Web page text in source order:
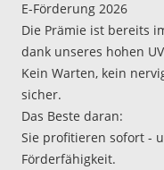
E-Förderung 2026
Die Prämie ist bereits
dank unseres hohen
Kein Warten, kein
sicher.
Das Beste daran:
Sie profitieren sofort -
Förderfähigkeit.